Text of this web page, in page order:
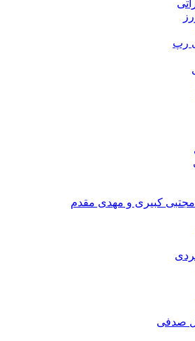
رپ
مجتبی کبیری و مهدى مقدم
صدفی